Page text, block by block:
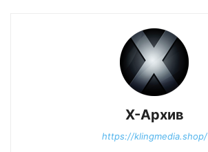
Х-Архив
https://klingmedia.shop/